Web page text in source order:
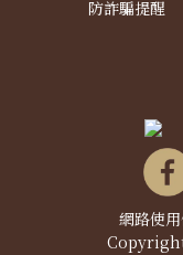
防詐騙提醒
網路使